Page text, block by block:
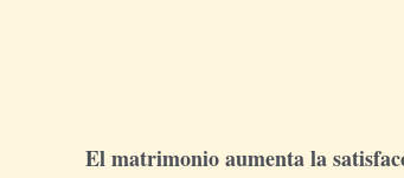
El matrimonio aumenta la